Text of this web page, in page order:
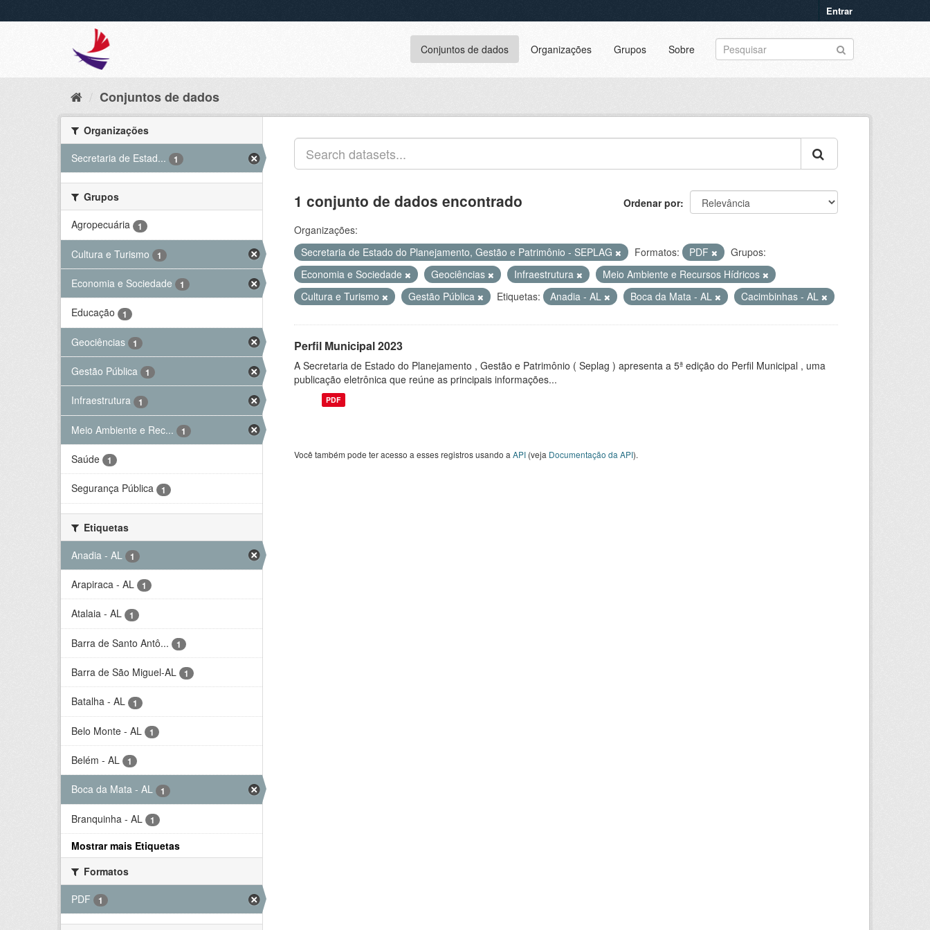
Entrar
Conjuntos de dados Organizações Grupos Sobre
Conjuntos de dados
Organizações
Secretaria de Estad...
1
Grupos
Agropecuária
1
Cultura e Turismo 1
Economia e Sociedade 1
Educação 1
Geociências 1
Gestão Pública 1
Infraestrutura 1
Meio Ambiente e Rec... 1
Saúde 1
Segurança Pública 1
Etiquetas
Anadia - AL
1
Arapiraca - AL 1
Atalaia - AL 1
Barra de Santo Antô... 1
Barra de São Miguel-AL 1
Batalha - AL 1
Belo Monte - AL 1
Belém - AL 1
Boca da Mata - AL 1
Branquinha - AL 1
Mostrar mais Etiquetas
Formatos
PDF
1
Ordenar por
1 conjunto de dados encontrado
Organizações:
Secretaria de Estado do Planejamento, Gestão e Patrimônio - SEPLAG
Formatos: PDF
Grupos:
Economia e Sociedade
Geociências Infraestrutura
Meio Ambiente e Recursos Hídricos
Cultura e Turismo
Gestão Pública Etiquetas: Anadia - AL Boca da Mata - AL Cacimbinhas - AL
Perfil Municipal 2023
A Secretaria de Estado do Planejamento , Gestão e Patrimônio ( Seplag ) apresenta a 5ª edição do Perfil Municipal , uma
publicação eletrônica que reúne as principais informações...
PDF
Você também pode ter acesso a esses registros usando a API (veja Documentação da API).